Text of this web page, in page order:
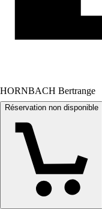
HORNBACH Bertrange
Réservation non disponible